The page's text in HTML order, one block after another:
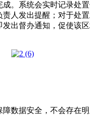
。系统会实时记录处
人发出提醒；对于处
出督办通知，促使该
数据安全，不会存在